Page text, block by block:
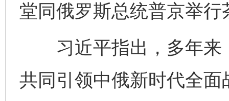
堂同俄罗斯总统普京举行
习近平指出，多年来
共同引领中俄新时代全